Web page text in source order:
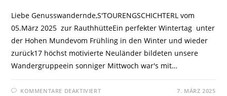
Liebe Genusswandernde,S'TOURENGSCHICHTERL vom
05.März 2025 zur RauthhütteEin perfekter Wintertag unter
der Hohen Mundevom Frühling in den Winter und wieder
zurück17 höchst motivierte Neuländer bildeten unsere
Wandergruppeein sonniger Mittwoch war's mit…
KOMMENTARE DEAKTIVIERT 7. MÄRZ 2025